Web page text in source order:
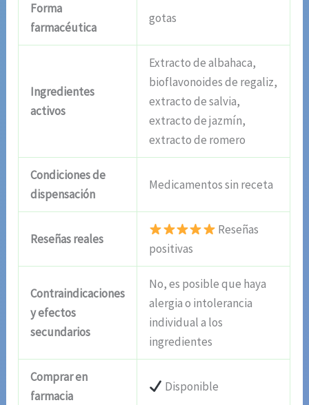
Forma
farmacéutica
gotas
Ingredientes
activos
Extracto de albahaca,
bioflavonoides de regaliz,
extracto de salvia,
extracto de jazmín,
extracto de romero
Condiciones de
dispensación
Medicamentos sin receta
Reseñas reales
Reseñas
positivas
Contraindicaciones
y efectos
secundarios
No, es posible que haya
alergia o intolerancia
individual a los
ingredientes
Comprar en
farmacia
Disponible